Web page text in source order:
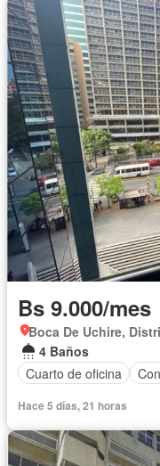
Bs 9.000/mes
Boca De Uchire,
4 Baños
Cuarto de oficina
Hace 5 días, 21 horas